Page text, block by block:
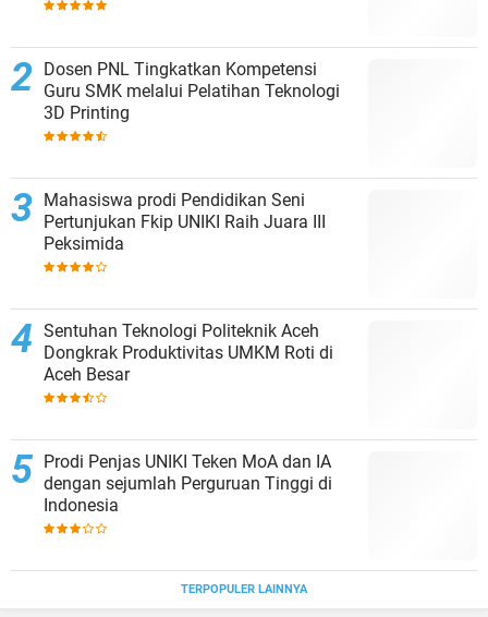
Dosen PNL Tingkatkan Kompetensi
Guru SMK melalui Pelatihan Teknologi
3D Printing
Mahasiswa prodi Pendidikan Seni
Pertunjukan Fkip UNIKI Raih Juara III
Peksimida
Sentuhan Teknologi Politeknik Aceh
Dongkrak Produktivitas UMKM Roti di
Aceh Besar
Prodi Penjas UNIKI Teken MoA dan IA
dengan sejumlah Perguruan Tinggi di
Indonesia
TERPOPULER LAINNYA